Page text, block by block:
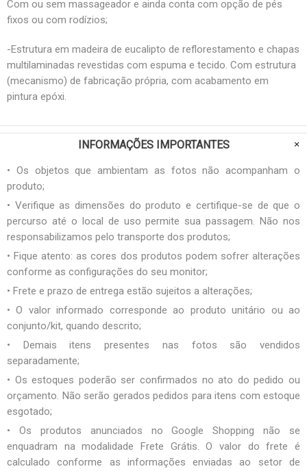
Com ou sem massageador e ainda conta com opção de pés
fixos ou com rodízios;
-Estrutura em madeira de eucalipto de reflorestamento e chapas
multilaminadas revestidas com espuma e tecido. Com estrutura
(mecanismo) de fabricação própria, com acabamento em
pintura epóxi.
INFORMAÇÕES IMPORTANTES
• Os objetos que ambientam as fotos não acompanham o
produto;
• Verifique as dimensões do produto e certifique-se de que o
percurso até o local de uso permite sua passagem. Não nos
responsabilizamos pelo transporte dos produtos;
• Fique atento: as cores dos produtos podem sofrer alterações
conforme as configurações do seu monitor;
• Frete e prazo de entrega estão sujeitos a alterações;
• O valor informado corresponde ao produto unitário ou ao
conjunto/kit, quando descrito;
• Demais itens presentes nas fotos são vendidos
separadamente;
• Os estoques poderão ser confirmados no ato do pedido ou
orçamento. Não serão gerados pedidos para itens com estoque
esgotado;
• Os produtos anunciados no Google Shopping não se
enquadram na modalidade Frete Grátis. O valor do frete é
calculado conforme as informações enviadas ao setor de